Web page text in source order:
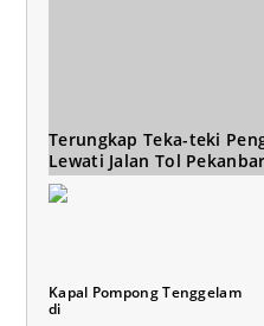
Terungkap Teka-teki
Lewati Jalan Tol
Kapal Pompong Tenggelam
di